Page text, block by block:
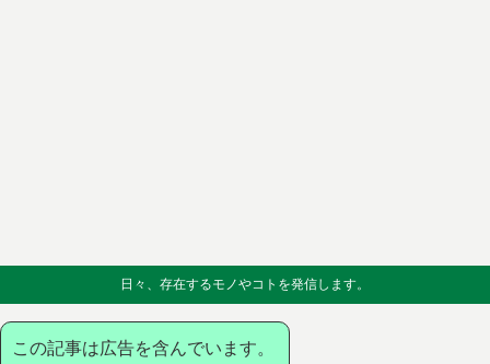
日々、存在するモノやコトを発信します。
この記事は広告を含んでいます。